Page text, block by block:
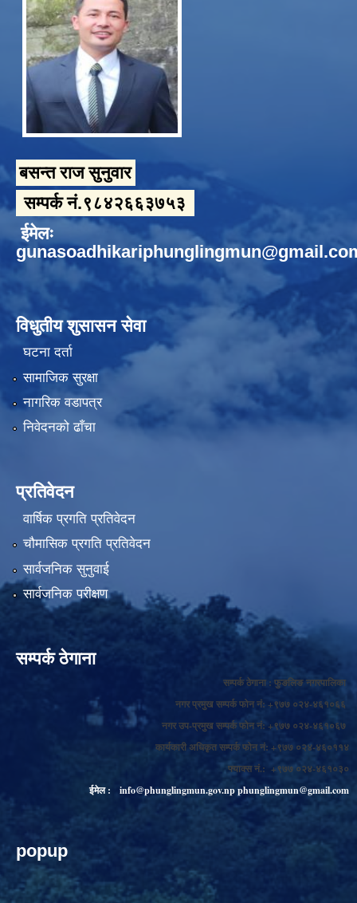
बसन्त राज सुनुवार
सम्पर्क नं.९८४२६६३७५३
ईमेलः
विधुतीय शुसासन सेवा
घटना दर्ता
सामाजिक सुरक्षा
नागरिक वडापत्र
निवेदनको ढाँचा
प्रतिवेदन
वार्षिक प्रगति प्रतिवेदन
चौमासिक प्रगति प्रतिवेदन
सार्वजनिक सुनुवाई
सार्वजनिक परीक्षण
सम्पर्क ठेगाना
सम्पर्क ठेगाना : फुङलिङ नगरपालिका
नगर प्रमुख सम्पर्क फोन नं: +९७७ ०२४-४६१०६६
नगर उप-प्रमुख सम्पर्क फोन नं: +९७७ ०२४-४६१०६७
कार्यकारी अधिकृत सम्पर्क फोन नं: +९७७ ०२४-४६०११४
फ्याक्स नं.: +९७७ ०२४-४६१०३०
ईमेल :
info@phunglingmun.gov.npphunglingmun@gmail.com
popup